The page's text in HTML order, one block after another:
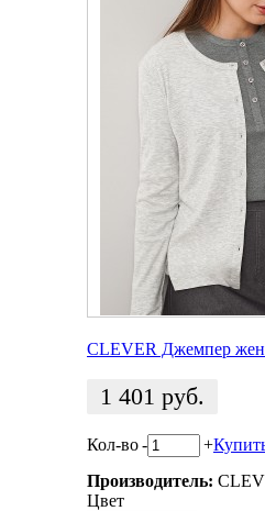
CLEVER Джемпер
1 401 руб.
Кол-во- +
Производитель:
Цвет